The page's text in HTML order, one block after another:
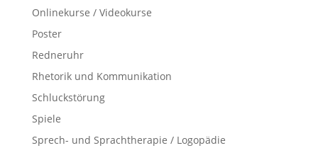
Onlinekurse / Videokurse
Poster
Redneruhr
Rhetorik und Kommunikation
Schluckstörung
Spiele
Sprech- und Sprachtherapie / Logopädie